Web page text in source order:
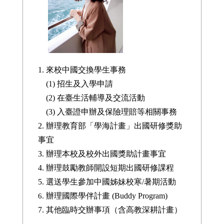
1. 來校中國交換學生事務
(1) 招生及入學申請
(2) 在臺生活輔導及交流活動
(3) 入臺證申辦及保險理賠等相關事務
2. 辦理教育部「學海計畫」出國研修獎助
事宜
3. 辦理本校及校外出國獎助計畫事宜
4. 辦理鼓勵教師開設短期出國研修課程
5. 選送學生參加中國姊妹校寒/暑期活動
6. 辦理國際學伴計畫 (Buddy Program)
7. 其他臨時交辦事項（含高教深耕計畫）